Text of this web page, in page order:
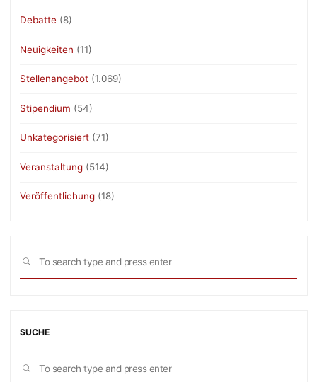
Debatte (8)
Neuigkeiten (11)
Stellenangebot (1.069)
Stipendium (54)
Unkategorisiert (71)
Veranstaltung (514)
Veröffentlichung (18)
SEARCH
SUCHE
SEARCH